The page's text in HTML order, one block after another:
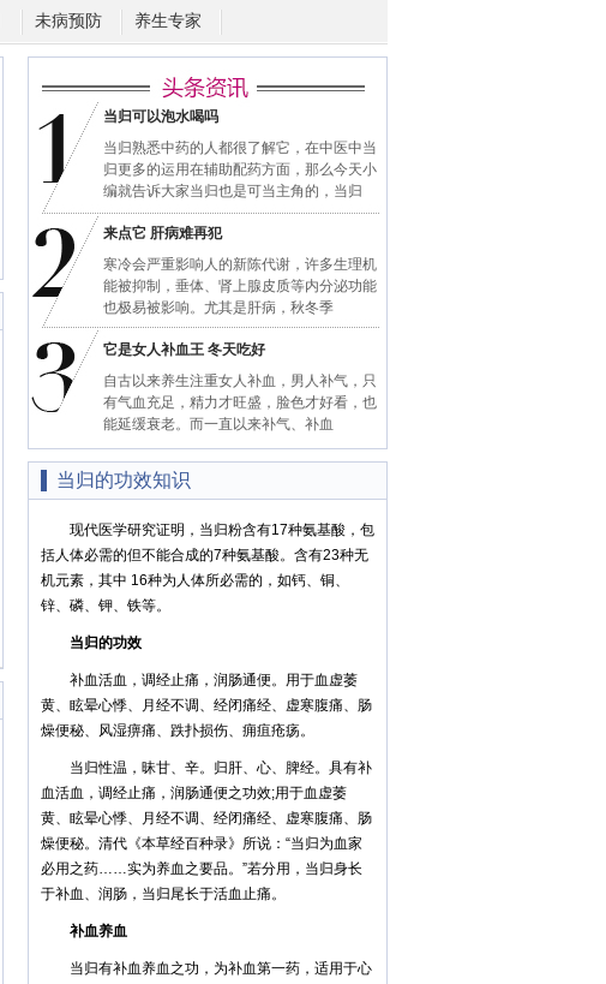
未病预防 养生专家
当归可以泡水喝吗
当归熟悉中药的人都很了解它，在中医中当
归更多的运用在辅助配药方面，那么今天小
编就告诉大家当归也是可当主角的，当归
来点它 肝病难再犯
寒冷会严重影响人的新陈代谢，许多生理机
能被抑制，垂体、肾上腺皮质等内分泌功能
也极易被影响。尤其是肝病，秋冬季
它是女人补血王 冬天吃好
自古以来养生注重女人补血，男人补气，只
有气血充足，精力才旺盛，脸色才好看，也
能延缓衰老。而一直以来补气、补血
当归的功效知识
现代医学研究证明，当归粉含有17种氨基酸，包
括人体必需的但不能合成的7种氨基酸。含有23种无
机元素，其中 16种为人体所必需的，如钙、铜、
锌、磷、钾、铁等。
当归的功效
补血活血，调经止痛，润肠通便。用于血虚萎
黄、眩晕心悸、月经不调、经闭痛经、虚寒腹痛、肠
燥便秘、风湿痹痛、跌扑损伤、痈疽疮疡。
当归性温，昧甘、辛。归肝、心、脾经。具有补
血活血，调经止痛，润肠通便之功效;用于血虚萎
黄、眩晕心悸、月经不调、经闭痛经、虚寒腹痛、肠
燥便秘。清代《本草经百种录》所说：“当归为血家
必用之药……实为养血之要品。”若分用，当归身长
于补血、润肠，当归尾长于活血止痛。
补血养血
当归有补血养血之功，为补血第一药，适用于心